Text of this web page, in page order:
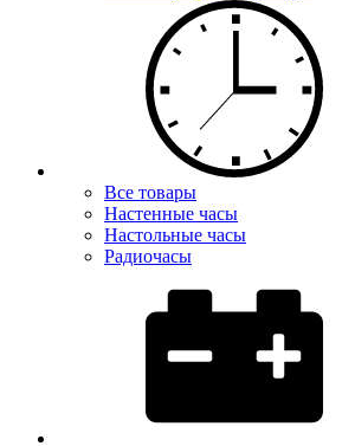
Все товары
Настенные часы
Настольные часы
Радиочасы